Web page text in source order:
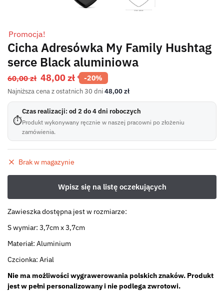
Promocja!
Cicha Adresówka My Family Hushtag
serce Black aluminiowa
60,00zł 48,00zł -20%
Najniższa cena z ostatnich 30 dni48,00zł
⏱
Czas realizacji: od 2 do 4 dni roboczych
Produkt wykonywany ręcznie w naszej pracowni po złożeniu
zamówienia.
Brak w magazynie
Zawieszka dostępna jest w rozmiarze:
S wymiar: 3,7cm x 3,7cm
Materiał: Aluminium
Czcionka: Arial
Nie ma możliwości wygrawerowania polskich znaków. Produkt
jest w pełni personalizowany i nie podlega zwrotowi.